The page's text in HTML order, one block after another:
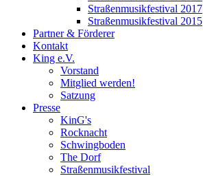
Straßenmusikfestival 2017
Straßenmusikfestival 2015
Partner & Förderer
Kontakt
King e.V.
Vorstand
Mitglied werden!
Satzung
Presse
KinG's
Rocknacht
Schwingboden
The Dorf
Straßenmusikfestival